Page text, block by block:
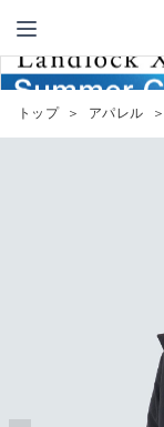
トップ ＞ アパレル ＞